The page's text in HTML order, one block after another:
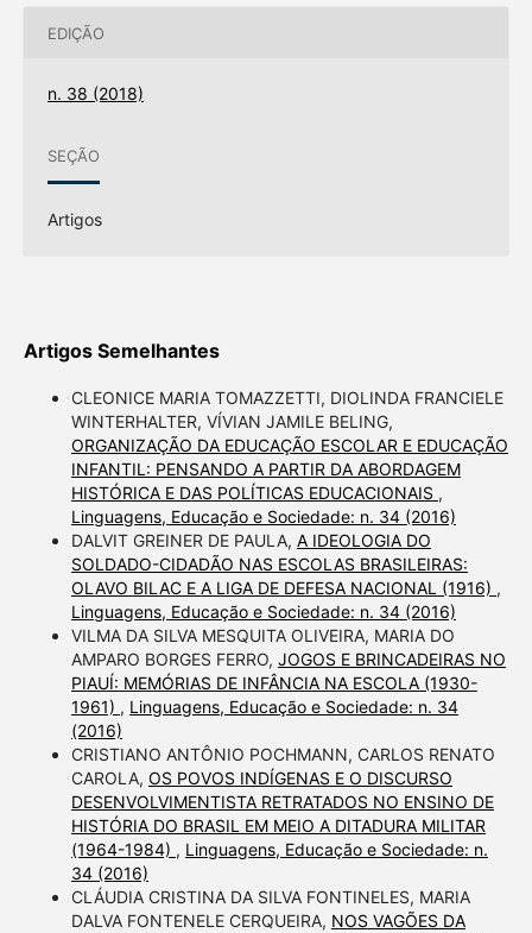
EDIÇÃO
n. 38 (2018)
SEÇÃO
Artigos
Artigos Semelhantes
CLEONICE MARIA TOMAZZETTI, DIOLINDA FRANCIELE
WINTERHALTER, VÍVIAN JAMILE BELING,
ORGANIZAÇÃO DA EDUCAÇÃO ESCOLAR E EDUCAÇÃO
INFANTIL: PENSANDO A PARTIR DA ABORDAGEM
HISTÓRICA E DAS POLÍTICAS EDUCACIONAIS ,
Linguagens, Educação e Sociedade: n. 34 (2016)
DALVIT GREINER DE PAULA, A IDEOLOGIA DO
SOLDADO-CIDADÃO NAS ESCOLAS BRASILEIRAS:
OLAVO BILAC E A LIGA DE DEFESA NACIONAL (1916) ,
Linguagens, Educação e Sociedade: n. 34 (2016)
VILMA DA SILVA MESQUITA OLIVEIRA, MARIA DO
AMPARO BORGES FERRO, JOGOS E BRINCADEIRAS NO
PIAUÍ: MEMÓRIAS DE INFÂNCIA NA ESCOLA (1930-
1961) , Linguagens, Educação e Sociedade: n. 34
(2016)
CRISTIANO ANTÔNIO POCHMANN, CARLOS RENATO
CAROLA, OS POVOS INDÍGENAS E O DISCURSO
DESENVOLVIMENTISTA RETRATADOS NO ENSINO DE
HISTÓRIA DO BRASIL EM MEIO A DITADURA MILITAR
(1964-1984) , Linguagens, Educação e Sociedade: n.
34 (2016)
CLÁUDIA CRISTINA DA SILVA FONTINELES, MARIA
DALVA FONTENELE CERQUEIRA, NOS VAGÕES DA